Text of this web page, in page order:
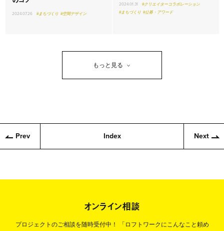
2024.07.26 #まちづくり #空間デザイン
2024.01.31
#クリエイターコラボレーション
#まちづくり #公募・アワード
もっと見る
Prev Index Next
オンライン相談
プロジェクトのご相談を随時受付中！
「ロフトワークにこんなこと頼め